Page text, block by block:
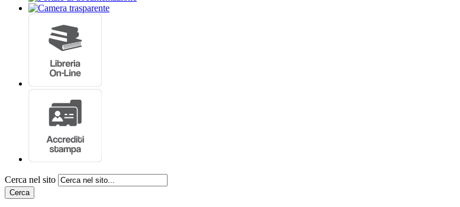
Cerca nel sito
Cerca